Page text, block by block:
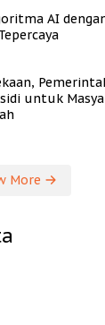
AI
untuk
More